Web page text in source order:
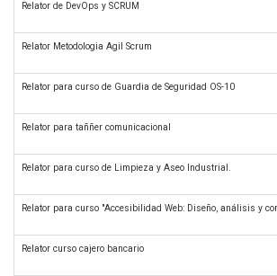
Relator de DevOps y SCRUM
Relator Metodologia Agil Scrum
Relator para curso de Guardia de Seguridad OS-10
Relator para taññer comunicacional
Relator para curso de Limpieza y Aseo Industrial.
Relator para curso "Accesibilidad Web: Diseño, análisis y
Relator curso cajero bancario